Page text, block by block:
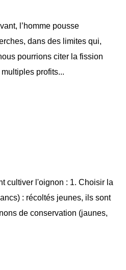
l’homme pousse
dans des limites qui,
pourrions citer la fission
profits...
cultiver l'oignon : 1. Choisir la
: récoltés jeunes, ils sont
de conservation (jaunes,